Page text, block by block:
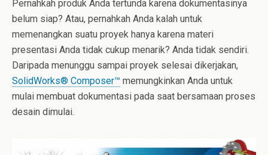
Pernahkah produk Anda tertunda karena dokumentasinya
belum siap? Atau, pernahkah Anda kalah untuk
memenangkan suatu proyek hanya karena materi
presentasi Anda tidak cukup menarik? Anda tidak sendiri.
Daripada menunggu sampai proyek selesai dikerjakan,
SolidWorks® Composer™ memungkinkan Anda untuk
mulai membuat dokumentasi pada saat bersamaan proses
desain dimulai.